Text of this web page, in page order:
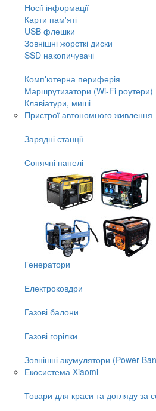
Носії інформації
Карти пам'яті
USB флешки
Зовнішні жорсткі диски
SSD накопичувачі
Комп'ютерна периферія
Маршрутизатори (Wi-Fi роутери)
Клавіатури, миші
Пристрої автономного живлення
Зарядні станції
Сонячні панелі
Генератори
Електроковдри
Газові балони
Газові горілки
Зовнішні акумулятори (Power
Екосистема Xiaomi
Товари для краси та догляду за